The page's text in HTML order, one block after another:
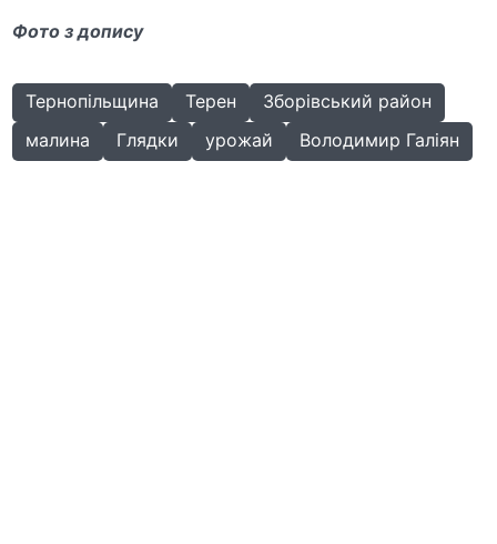
Фото з допису
Тернопільщина Терен
Зборівський район
малина
Глядки урожай Володимир Галіян